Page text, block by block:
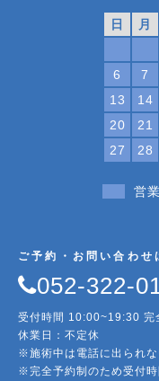
日 月
6
7
13
14
20
21
27
28
営
ご予約・お問い合わせ
052-322-
受付時間 10:00~19:30 完
休業日：不定休
※施術中は電話に出られ
※完全予約制のため受付